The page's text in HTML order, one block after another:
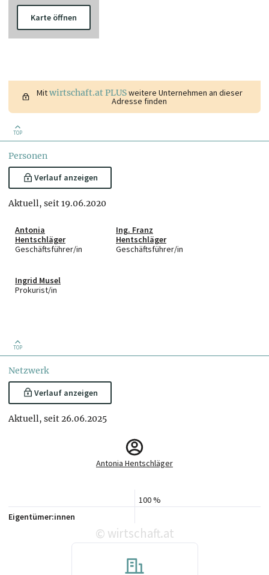
Karte öffnen
Mitwirtschaft.at PLUSweitere Unternehmen an dieser
Adresse finden
TOP
Personen
Verlauf anzeigen
Aktuell, seit 19.06.2020
Antonia
Hentschläger
Geschäftsführer/in
Ing. Franz
Hentschläger
Geschäftsführer/in
Ingrid Musel
Prokurist/in
TOP
Netzwerk
Verlauf anzeigen
Aktuell, seit 26.06.2025
Antonia Hentschläger
100 %
Eigentümer:innen
© wirtschaft.at